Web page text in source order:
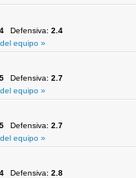
Defensiva: 2.4
equipo »
Defensiva: 2.7
equipo »
Defensiva: 2.7
equipo »
Defensiva: 2.8